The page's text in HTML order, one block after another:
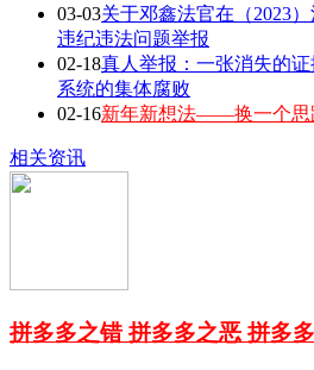
03-03关于邓鑫法官在（2023
违纪违法问题举报
02-18真人举报：一张消失的
系统的集体腐败
02-16新年新想法——换一个思
相关资讯
拼多多之错 拼多多之恶 拼多